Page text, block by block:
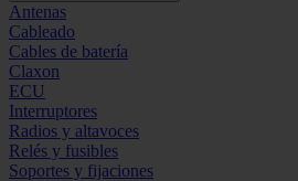
Antenas
Cableado
Cables de batería
Claxon
ECU
Interruptores
Radios y altavoces
Relés y fusibles
Soportes y fijaciones